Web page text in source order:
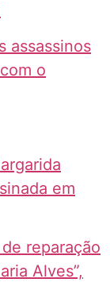
assassinos
o
em
reparação
Alves”,